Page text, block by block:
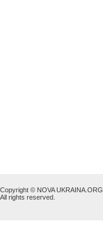
Copyright © NOVA UKRAINA.ORG
All rights reserved.